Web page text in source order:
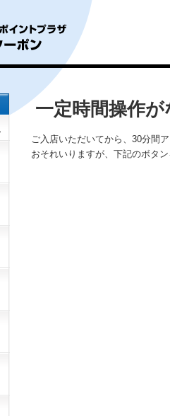
一定時間操作
ご入店いただいてから、30分間
おそれいりますが、下記のボタ